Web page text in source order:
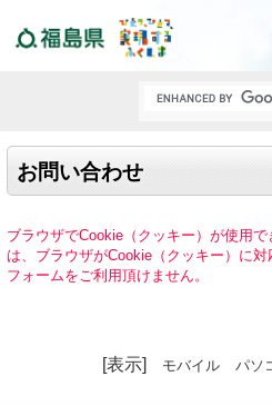
お問い合わせ
ブラウザでCookie（クッキー）が使用
は、ブラウザがCookie（クッキー）に
フォームをご利用頂けません。
[表示] モバイル パソ